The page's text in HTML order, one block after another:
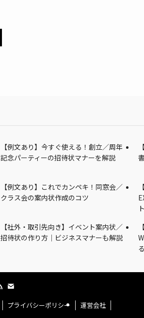
【例文あり】今すぐ使える！創立／周年
記念パーティーの招待状マナーを解説
【例文あり】これでカンペキ！同窓会／
クラス会の案内状作成のコツ
【社外・取引先向き】イベント案内状／
招待状の作り方｜ビジネスマナーも解説
プライバシーポリシー 運営会社